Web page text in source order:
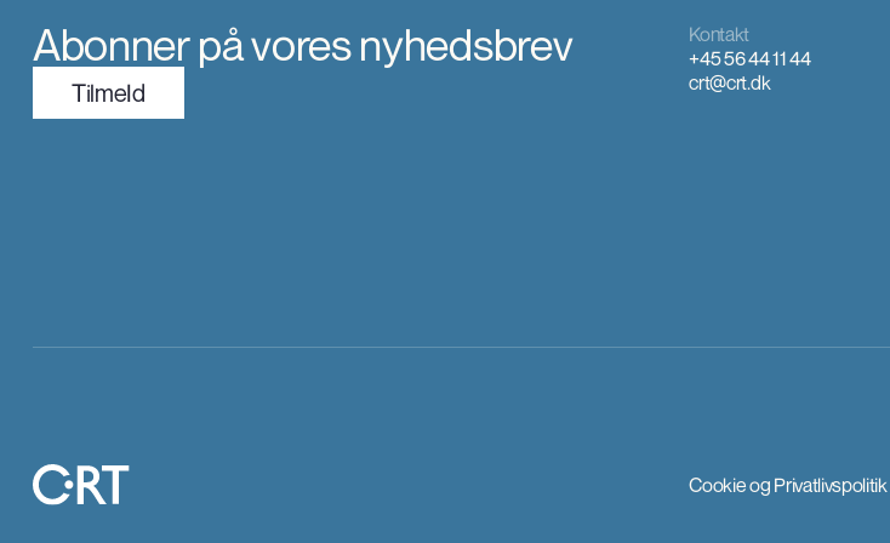
Abonner på vores nyhedsbrev
TilmeId
Kontakt
+45 56 44 11 44
crt@crt.dk
Cookie og Privatlivspolitik